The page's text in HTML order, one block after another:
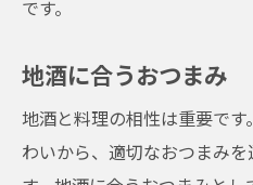
です。
地酒に合うおつまみ
地酒と料理の相性は重要で
わいから、適切なおつまみ